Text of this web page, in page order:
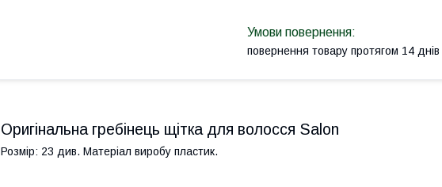
повернення товару протягом 14 днів
Оригінальна гребінець щітка для волосся Salon
Розмір: 23 див. Матеріал виробу пластик.